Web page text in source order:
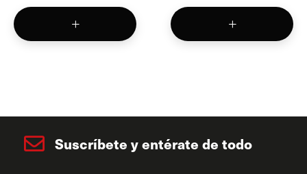
Suscríbete y entérate de todo